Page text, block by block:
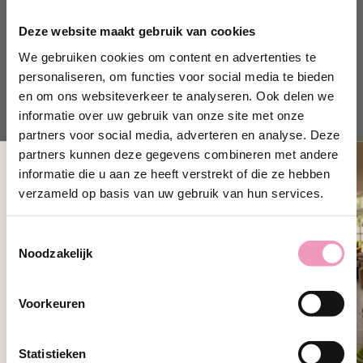
Deze website maakt gebruik van cookies
We gebruiken cookies om content en advertenties te
personaliseren, om functies voor social media te bieden
en om ons websiteverkeer te analyseren. Ook delen we
informatie over uw gebruik van onze site met onze
partners voor social media, adverteren en analyse. Deze
partners kunnen deze gegevens combineren met andere
informatie die u aan ze heeft verstrekt of die ze hebben
verzameld op basis van uw gebruik van hun services.
Noodzakelijk
Voorkeuren
Statistieken
Jouw ervaring bij Diamante
wasparfum
Diamant, afgeleid van het Latijnse Adamas, betekent
onverslaanbaar! En dat is precies wat deze geur is:
onverslaanbaar! Al sinds dag 1 is dit DE bestseller uit de
geurenreeks van Le Essenze di Elda. Betoverend en
glinsterend waarbij de meest saaie kleding door de
unieke geursensatie een sprankelende uitstraling krijgt.
Hoe gebruik ik wasparfum?
De naam zegt het al: het is een parfum. De concentratie
nodig hebt om jouw wasgoed van een heerlijke geur te
voorzien. Voor een optimale geurbeleving hebben we
Ontvang 10% korting!
jouw@e-mailadres.com
Ja, ik wil 10% korting!